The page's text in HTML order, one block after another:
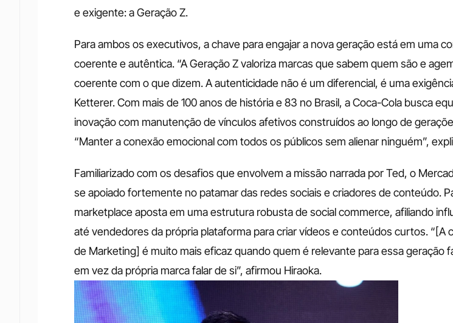
e exigente: a Geração Z.
Para ambos os executivos, a chave para engajar a nova geração está em uma
coerente e autêntica. “A Geração Z valoriza marcas que sabem quem são e
coerente com o que dizem. A autenticidade não é um diferencial, é uma
Ketterer. Com mais de 100 anos de história e 83 no Brasil, a Coca-Cola busca
inovação com manutenção de vínculos afetivos construídos ao longo de
“Manter a conexão emocional com todos os públicos sem alienar ninguém”,
Familiarizado com os desafios que envolvem a missão narrada por Ted, o
se apoiado fortemente no patamar das redes sociais e criadores de conteúdo.
marketplace aposta em uma estrutura robusta de social commerce, afiliando
até vendedores da própria plataforma para criar vídeos e conteúdos curtos. “[A
de Marketing] é muito mais eficaz quando quem é relevante para essa geração
em vez da própria marca falar de si”, afirmou Hiraoka.